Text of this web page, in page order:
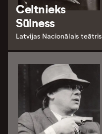
Celtnieks
Sūlness
Latvijas Nacionālais teātris